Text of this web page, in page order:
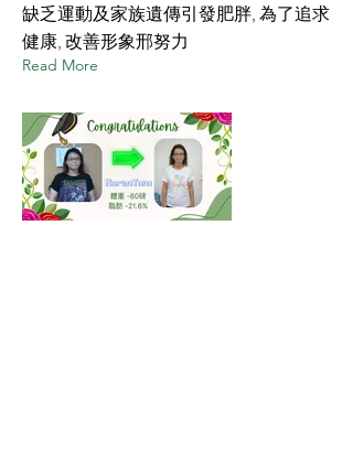
缺乏運動及家族遺傳引發肥胖, 為了追求
健康, 改善形象邢努力
Read More